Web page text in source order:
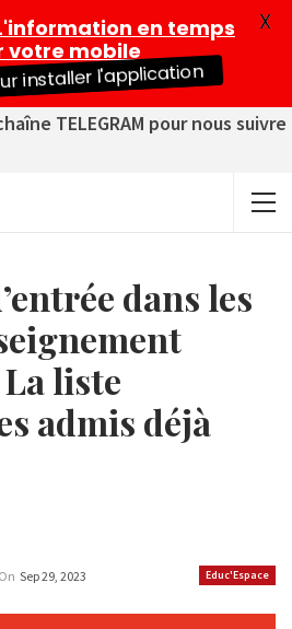
TELEGRAM pour nous suivre
dans les
liste
admis déjà
Educ'Espace
On Sep 29, 2023
en temps
votre mobile
installer l'application
X